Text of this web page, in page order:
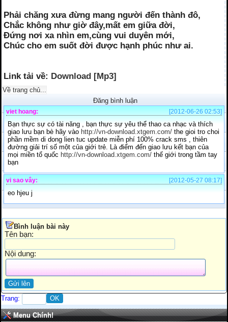
Phải chăng xưa đừng mang người đến thành đô,
Chắc không như giờ đây,mất em giữa đời,
Đứng nơi xa nhìn em,cùng vui duyên mới,
Chúc cho em suốt đời được hạnh phúc như ai.
Link tải về: Download [Mp3]
Về trang chủ...
Đăng bình luận
[2012-06-26 02:53]
viet hoang:
Bạn thực sự có tài năng , bạn thực sự yêu thể thao ca nhạc và thích
giao lưu bạn bè hãy vào http://vn-download.xtgem.com/ the gioi tro choi
phần mềm di dong lien tuc update miễn phí 100% crack sms , thiên
đường giải trí số một của giới trẻ. Là điểm đến giao lưu kết bạn của
mọi miền tổ quốc http://vn-download.xtgem.com/ thế giới trong tầm tay
bạn
[2012-05-27 08:17]
vi sao vây:
eo hjeu j
Bình luận bài này
Tên bạn:
Nội dung:
Trang:
Menu Chính!